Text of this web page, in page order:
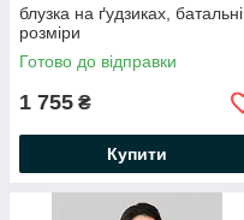
блузка на ґудзиках, батальні
розміри
Готово до відправки
1 755 ₴
Купити